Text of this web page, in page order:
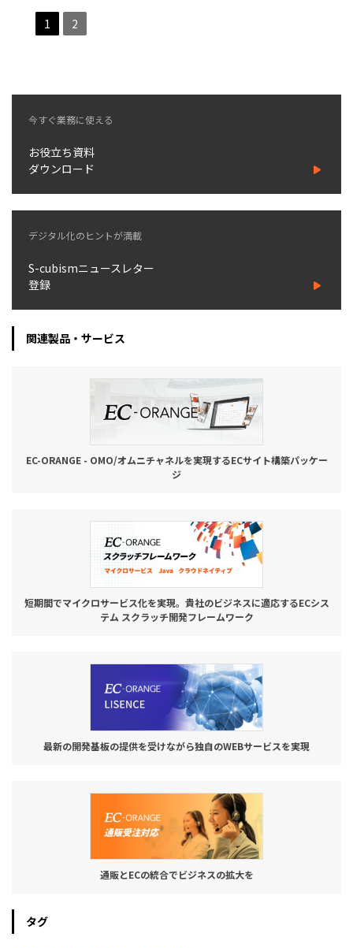
1 2
今すぐ業務に使える
お役立ち資料
ダウンロード
デジタル化のヒントが満載
S-cubismニュースレター
登録
関連製品・サービス
EC-ORANGE - OMO/オムニチャネルを実現するECサイト構築パッケー
ジ
短期間でマイクロサービス化を実現。貴社のビジネスに適応するECシス
テム スクラッチ開発フレームワーク
最新の開発基板の提供を受けながら独自のWEBサービスを実現
通販とECの統合でビジネスの拡大を
タグ